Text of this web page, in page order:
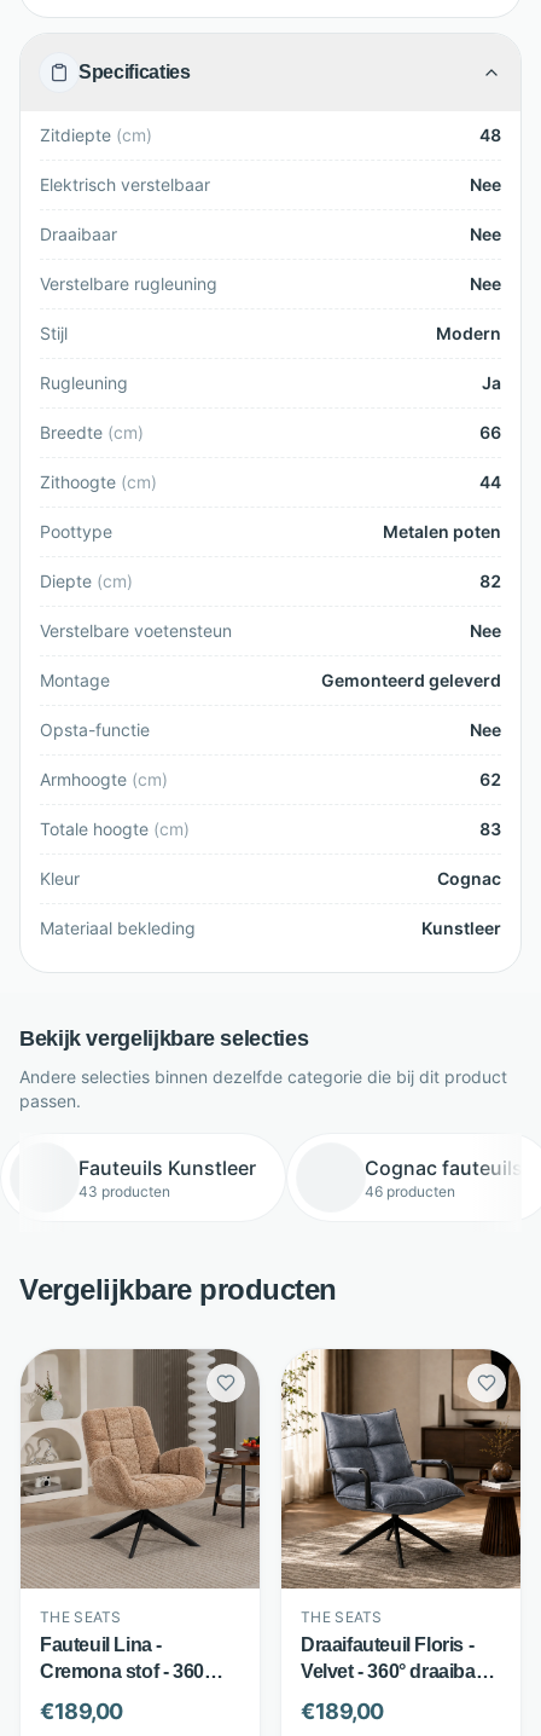
Specificaties
Zitdiepte (cm) 48
Elektrisch verstelbaar Nee
Draaibaar Nee
Verstelbare rugleuning Nee
Stijl Modern
Rugleuning Ja
Breedte (cm) 66
Zithoogte (cm) 44
Poottype Metalen poten
Diepte (cm) 82
Verstelbare voetensteun Nee
Montage Gemonteerd geleverd
Opsta-functie Nee
Armhoogte (cm) 62
Totale hoogte (cm) 83
Kleur Cognac
Materiaal bekleding Kunstleer
Bekijk vergelijkbare selecties
Andere selecties binnen dezelfde categorie die bij dit product
passen.
Fauteuils Kunstleer
43 producten
Cognac fauteuils
46 producten
Vergelijkbare producten
THE SEATS
Fauteuil Lina -
Cremona stof - 360
graden draaibaar -
Cinamon - The Seats
€189,00
THE SEATS
Draaifauteuil Floris -
Velvet - 360° draaibaar
- Blauw - The Seats
€189,00